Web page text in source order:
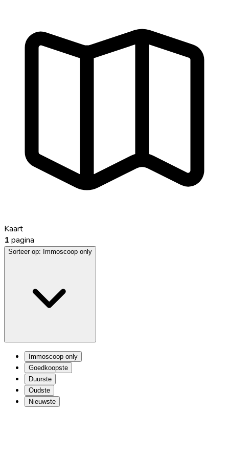
Kaart
1 pagina
Sorteer op: Immoscoop only
Immoscoop only
Goedkoopste
Duurste
Oudste
Nieuwste